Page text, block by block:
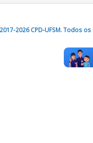
2026 CPD-UFSM. Todos